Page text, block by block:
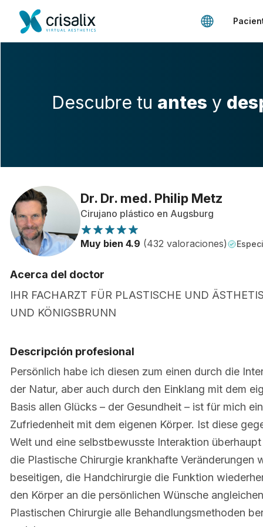
Descubre tu antes y
Dr. Dr. med. Philip Metz
Cirujano plástico en Augsburg
Muy bien 4.9 (432 valoraciones)
Acerca del doctor
IHR FACHARZT FÜR PLASTISCHE UND
UND KÖNIGSBRUNN
Descripción profesional
Persönlich habe ich diesen zum einen durch die
der Natur, aber auch durch den Einklang mit dem
Basis allen Glücks – der Gesundheit – ist für mich
Zufriedenheit mit dem eigenen Körper. Ist diese
Welt und eine selbstbewusste Interaktion
die Plastische Chirurgie krankhafte Veränderungen
beseitigen, die Handchirurgie die Funktion
den Körper an die persönlichen Wünsche
Plastischen Chirurgie alle Behandlungsmethoden